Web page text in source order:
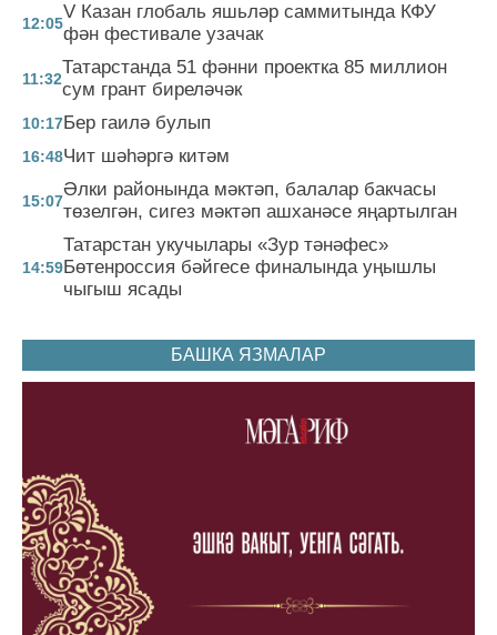
12:05
V Казан глобаль яшьләр саммитында КФУ
фән фестивале узачак
11:32
Татарстанда 51 фәнни проектка 85 миллион
сум грант биреләчәк
10:17Бер гаилә булып
16:48Чит шәһәргә китәм
15:07
Әлки районында мәктәп, балалар бакчасы
төзелгән, сигез мәктәп ашханәсе яңартылган
14:59
Татарстан укучылары «Зур тәнәфес»
Бөтенроссия бәйгесе финалында уңышлы
чыгыш ясады
БАШКА ЯЗМАЛАР